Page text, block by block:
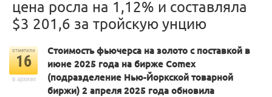
цена росла на 1,12% и составляла
$3 201,6 за тройскую унцию
отметили
16
в архиве
Стоимость фьючерса на золото с поставкой в
июне 2025 года на бирже Comex
(подразделение Нью-Йоркской товарной
биржи) 2 апреля 2025 года обновила